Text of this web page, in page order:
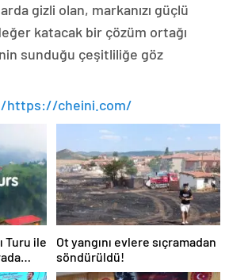
gizli olan, markanızı güçlü
katacak bir çözüm ortağı
sunduğu çeşitliliğe göz
https://cheini.com/
Turu ile
Ot yangını evlere sıçramadan
söndürüldü!